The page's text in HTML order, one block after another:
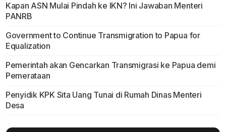
Kapan ASN Mulai Pindah ke IKN? Ini Jawaban Menteri
PANRB
Government to Continue Transmigration to Papua for
Equalization
Pemerintah akan Gencarkan Transmigrasi ke Papua demi
Pemerataan
Penyidik KPK Sita Uang Tunai di Rumah Dinas Menteri
Desa